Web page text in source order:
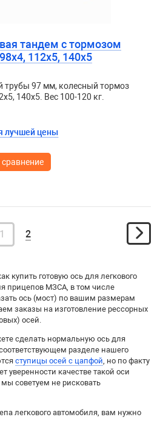
тандем с тормозом
112х5, 140х5
трубы 97 мм, колесный тормоз
140х5. Вес 100-120 кг.
лучшей цены
сравнение
1 2
купить готовую ось для легкового
прицепов МЗСА, в том числе
ось (мост) по вашим размерам
заказы на изготовление рессорных
осей.
сделать нормальную ось для
разделе нашего
ступицы осей с цапфой, но по факту
уверенности качестве такой оси
советуем не рисковать
легкового автомобиля, вам нужно